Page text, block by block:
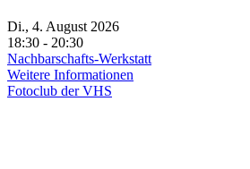
Di., 4. August 2026
18:30 - 20:30
Nachbarschafts-Werkstatt
Weitere Informationen
Fotoclub der VHS